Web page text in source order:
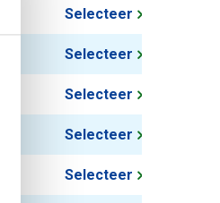
Selecteer
Selecteer
Selecteer
Selecteer
Selecteer